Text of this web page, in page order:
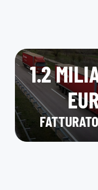
1.2